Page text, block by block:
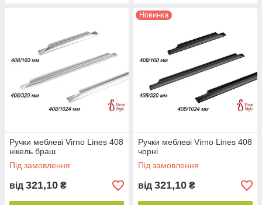
Ручки меблеві Virno Lines 408
нікель браш
Під замовлення
від 321,10 ₴
Новинка
Ручки меблеві Virno Lines 408
чорні
Під замовлення
від 321,10 ₴